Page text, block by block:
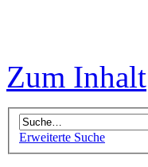
Zum Inhalt
Erweiterte Suche